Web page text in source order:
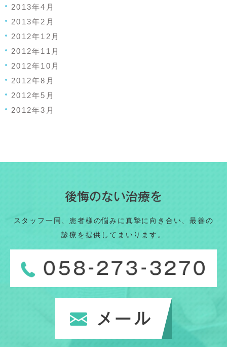
2013年4月
2013年2月
2012年12月
2012年11月
2012年10月
2012年8月
2012年5月
2012年3月
後悔のない治療を
スタッフ一同、患者様の悩みに真摯に向き合い、最善の
診療を提供してまいります。